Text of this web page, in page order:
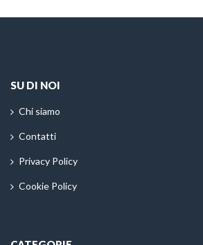
SU DI NOI
Chi siamo
Contatti
Privacy Policy
Cookie Policy